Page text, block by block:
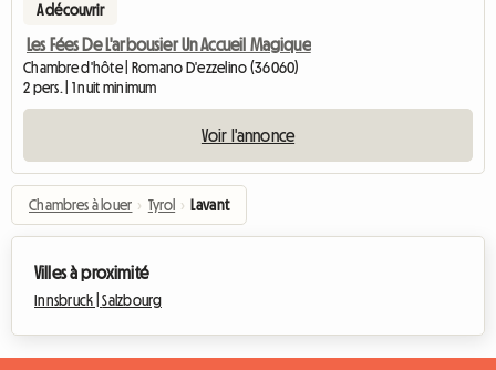
A découvrir
Les Fées De L'arbousier Un Accueil Magique
Chambre d'hôte | Romano D'ezzelino (36060)
2 pers. | 1 nuit minimum
Voir l'annonce
Chambres à louer › Tyrol › Lavant
Villes à proximité
Innsbruck |Salzbourg